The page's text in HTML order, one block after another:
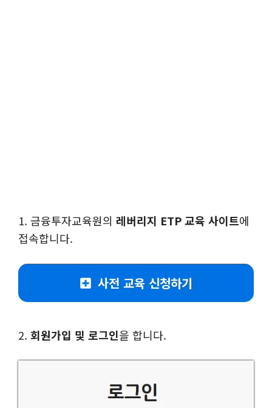
1. 금융투자교육원의 레버리지 ETP 교육 사이트에
접속합니다.
사전 교육 신청하기
2. 회원가입 및 로그인을 합니다.